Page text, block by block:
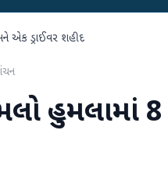
એક ડ્રાઈવર શહીદ